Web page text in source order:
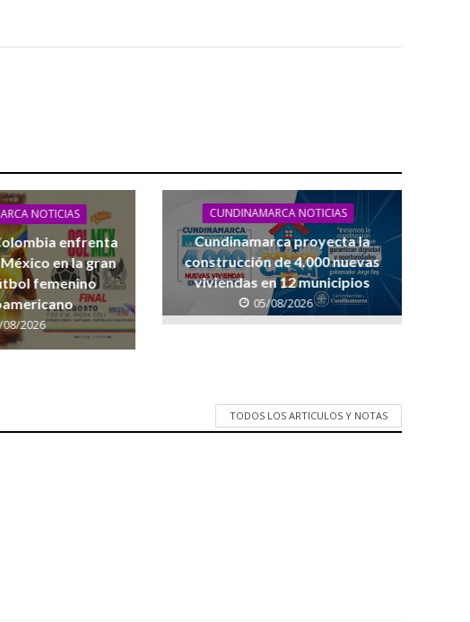
NOTICIAS
enfrenta
en la gran
femenino
08/2026
CUNDINAMARCA NOTICIAS
Cundinamarca proyecta la
construcción de 4.000 nuevas
viviendas en 12 municipios
05/08/2026
TODOS LOS ARTICULOS Y NOTAS